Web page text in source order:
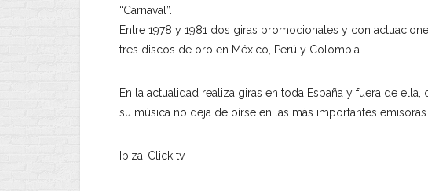
“Carnaval”.
Entre 1978 y 1981 dos giras promocionales y con
tres discos de oro en México, Perú y Colombia.
En la actualidad realiza giras en toda España y fuera de
su música no deja de oírse en las más importantes emisoras.
Ibiza-Click tv